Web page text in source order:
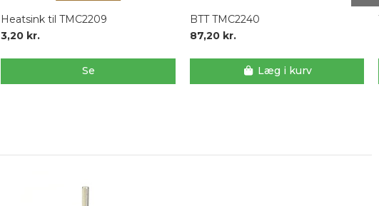
Heatsink til TMC2209
3,20 kr.
Se
BTT TMC2240
87,20 kr.
Læg i kurv